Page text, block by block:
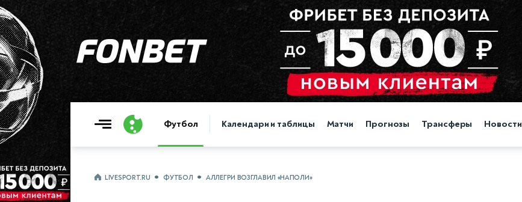
Футбол Календари и таблицы Матчи Прогнозы Трансферы Новости
LIVESPORT.RU ФУТБОЛ АЛЛЕГРИ ВОЗГЛАВИЛ «НАПОЛИ»